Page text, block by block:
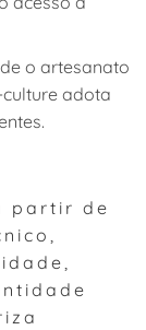
o artesanato
adota
partir de